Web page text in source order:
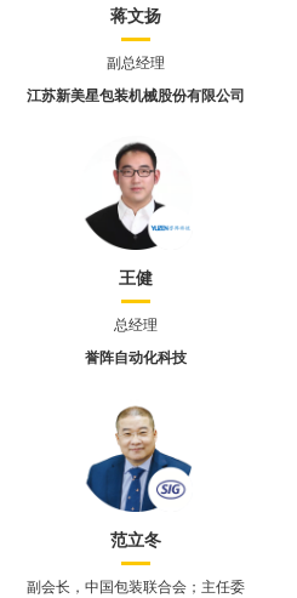
蒋文扬
副总经理
江苏新美星包装机械股份有限公司
王健
总经理
誉阵自动化科技
范立冬
副会长，中国包装联合会；主任委